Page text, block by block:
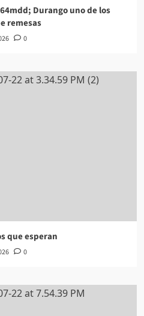
Durango uno de los
remesas
0
que esperan
0